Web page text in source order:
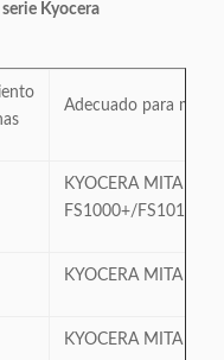
Kyocera
Adecuado para
KYOCERA MITA
FS1000+/FS1010/
KYOCERA MITA
KYOCERA MITA